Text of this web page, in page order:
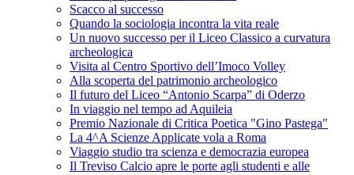
Scacco al successo
Quando la sociologia incontra la vita reale
Un nuovo successo per il Liceo Classico a curvatura
archeologica
Visita al Centro Sportivo dell’Imoco Volley
Alla scoperta del patrimonio archeologico
Il futuro del Liceo “Antonio Scarpa” di Oderzo
In viaggio nel tempo ad Aquileia
Premio Nazionale di Critica Poetica "Gino Pastega"
La 4^A Scienze Applicate vola a Roma
Viaggio studio tra scienza e democrazia europea
Il Treviso Calcio apre le porte agli studenti e alle